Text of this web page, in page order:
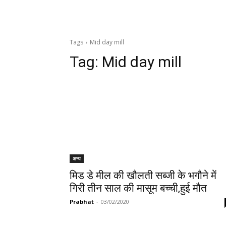
Tags Mid day mill
Tag: Mid day mill
अन्य
मिड डे मील की खौलती सब्जी के भगौने में
गिरी तीन साल की मासूम बच्ची,हुई मौत
Prabhat - 03/02/2020